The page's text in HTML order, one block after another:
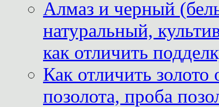
Алмаз и черный
натуральный,
как отличить
Как отличить
позолота, проба